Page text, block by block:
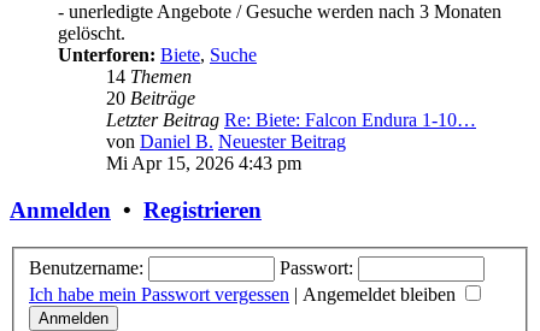
- unerledigte Angebote / Gesuche werden nach 3 Monaten
gelöscht.
Unterforen: Biete, Suche
14 Themen
20 Beiträge
Letzter Beitrag Re: Biete: Falcon Endura 1-10…
von Daniel B. Neuester Beitrag
Mi Apr 15, 2026 4:43 pm
Anmelden • Registrieren
Benutzername:
Passwort:
Ich habe mein Passwort vergessen | Angemeldet bleiben